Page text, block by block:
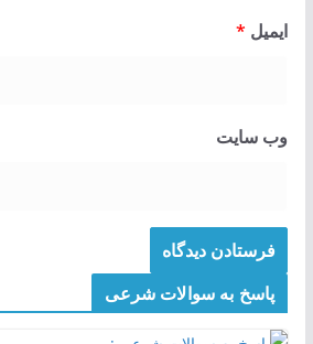
ایمیل *
وب‌ سایت
پاسخ به سوالات شرعی